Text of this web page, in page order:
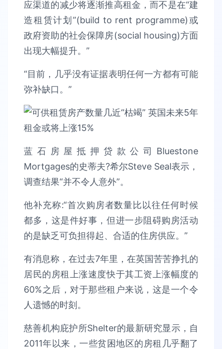
应渠道的减少将逐渐推高租金，而不是在“建
造租赁计划”(build to rent programme)或
政府资助的社会保障房(social housing)方面
出现大幅提升。”
“目前，几乎没有证据表明任何一方都有可能
弥补缺口。”
蓝石房屋抵押贷款公司Bluestone
Mortgages的史蒂夫?希尔Steve Seal表示，
调查结果“并不令人意外”。
他补充称:“首次购房者数量比以往任何时候
都多，这是件好事，但进一步阻碍购房活动
的是缺乏可负担得起、合适的住房供应。”
有消息称，在过去7年里，在英国苦苦挣扎的
居民的房租上涨速度快于其工资上涨幅度的
60%之后，对于那些租户来说，这是一个令
人遗憾的时刻。
慈善机构庇护所Shelter的最新研究显示，自
2011年以来，一些贫困地区的房租几乎翻了